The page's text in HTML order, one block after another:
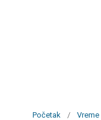
Početak / Vreme